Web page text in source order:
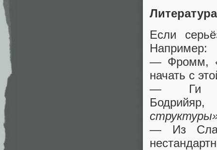
Литература
Если
Например:
— Фромм,
начать с
— Ги
— Из